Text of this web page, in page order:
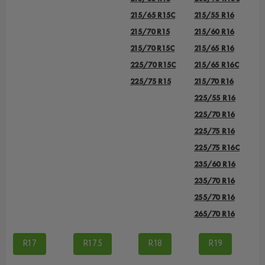
215/65 R15C
215/70 R15
215/70 R15C
225/70 R15C
225/75 R15
215/55 R16
215/60 R16
215/65 R16
215/65 R16C
215/70 R16
225/55 R16
225/70 R16
225/75 R16
225/75 R16C
235/60 R16
235/70 R16
255/70 R16
265/70 R16
R17 R17.5 R18 R19